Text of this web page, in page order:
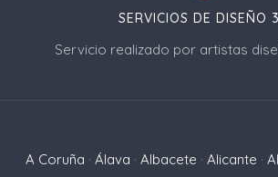
SERVICIOS DE DISEÑO
Servicio realizado por artistas
A Coruña · Álava · Albacete · Alicante ·